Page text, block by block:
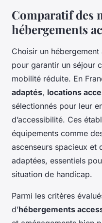
Comparatif des
hébergements
Choisir un
pour garantir un séjour
mobilité réduite. En
adaptés, locations
sélectionnés pour leur
d’accessibilité. Ces
équipements comme
ascenseurs spacieux et
adaptées, essentiels
situation de handicap.
Parmi les critères
d’hébergements